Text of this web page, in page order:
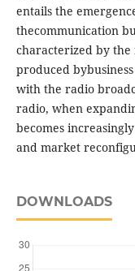
entails the
thecommunication
characterized by
produced
with the radio
radio, when
becomes
and market
DOWNLOADS